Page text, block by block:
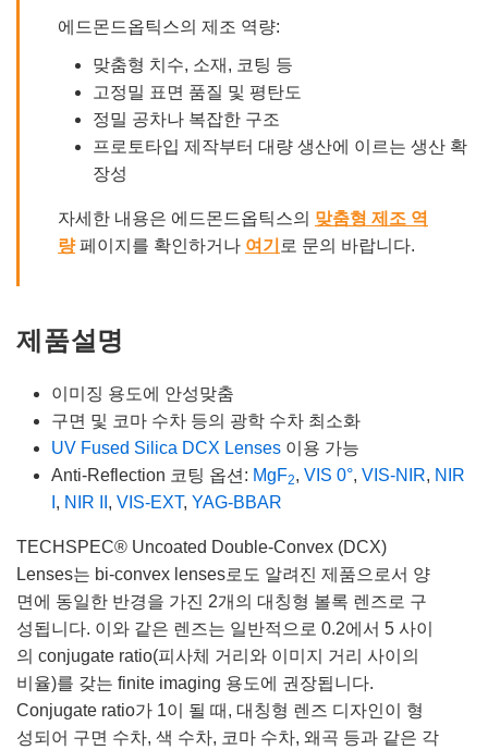
에드몬드옵틱스의 제조 역량:
맞춤형 치수, 소재, 코팅 등
고정밀 표면 품질 및 평탄도
정밀 공차나 복잡한 구조
프로토타입 제작부터 대량 생산에 이르는 생산 확
장성
자세한 내용은 에드몬드옵틱스의 맞춤형 제조 역
량페이지를 확인하거나 여기 로 문의 바랍니다.
제품설명
이미징 용도에 안성맞춤
구면 및 코마 수차 등의 광학 수차 최소화
UV Fused Silica DCX Lenses 이용 가능
Anti-Reflection 코팅 옵션: MgF2, VIS 0°, VIS-NIR, NIR
, NIR II , VIS-EXT, YAG-BBAR
TECHSPEC® Uncoated Double-Convex (DCX)
Lenses는 bi-convex lenses로도 알려진 제품으로서 양
면에 동일한 반경을 가진 2개의 대칭형 볼록 렌즈로 구
성됩니다. 이와 같은 렌즈는 일반적으로 0.2에서 5 사이
의 conjugate ratio(피사체 거리와 이미지 거리 사이의
비율)를 갖는 finite imaging 용도에 권장됩니다.
Conjugate ratio가 1이 될 때, 대칭형 렌즈 디자인이 형
성되어 구면 수차, 색 수차, 코마 수차, 왜곡 등과 같은 각